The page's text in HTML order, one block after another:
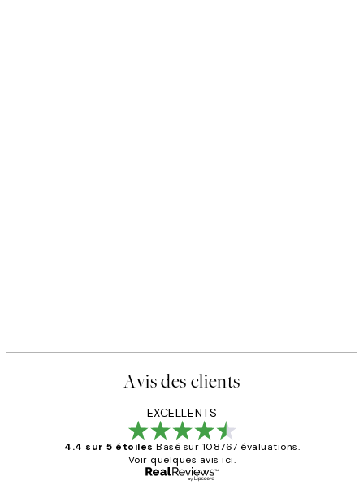
Avis des clients
EXCELLENTS
4.4 sur 5 étoiles Basé sur 108767 évaluations.
Voir quelques avis ici.